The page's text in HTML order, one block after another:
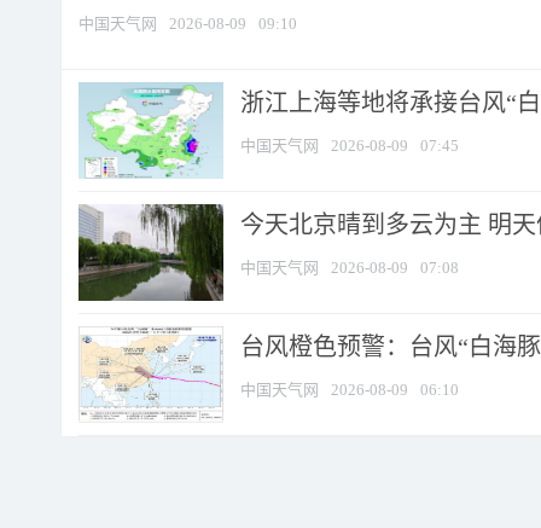
中国天气网 2026-08-09 09:10
浙江上海等地将承接台风“
中国天气网 2026-08-09 07:45
今天北京晴到多云为主 明
中国天气网 2026-08-09 07:08
台风橙色预警：台风“白海
中国天气网 2026-08-09 06:10